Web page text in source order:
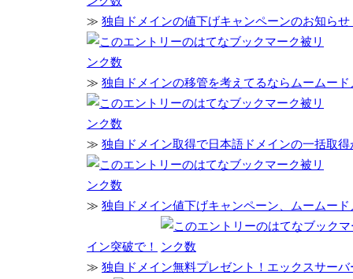
≫ 独自ドメインの値下げキャンペーンのお知らせ
≫ 独自ドメインの移管を考えてるならムームード
≫ 独自ドメイン取得で日本語ドメインの一括取
≫ 独自ドメイン値下げキャンペーン、ムームー
イン突破で！
≫ 独自ドメイン無料プレゼント！エックスサー